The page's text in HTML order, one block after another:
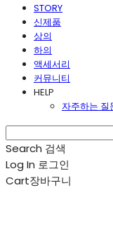
STORY
신제품
상의
하의
액세서리
커뮤니티
HELP
자주하는 질
Search 검색
Log In 로그인
Cart장바구니